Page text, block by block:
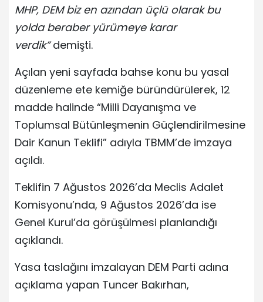
MHP, DEM biz en azından üçlü olarak bu
yolda beraber yürümeye karar
verdik”demişti.
Açılan yeni sayfada bahse konu bu yasal
düzenleme ete kemiğe büründürülerek, 12
madde halinde “Milli Dayanışma ve
Toplumsal Bütünleşmenin Güçlendirilmesine
Dair Kanun Teklifi” adıyla TBMM’de imzaya
açıldı.
Teklifin 7 Ağustos 2026’da Meclis Adalet
Komisyonu’nda, 9 Ağustos 2026’da ise
Genel Kurul’da görüşülmesi planlandığı
açıklandı.
Yasa taslağını imzalayan DEM Parti adına
açıklama yapan Tuncer Bakırhan,